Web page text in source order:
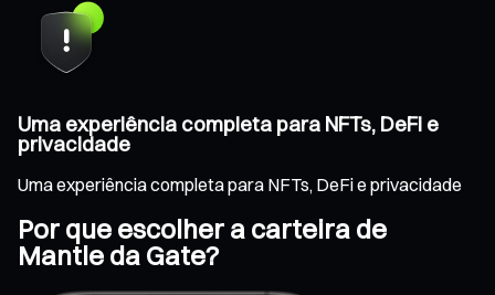
Uma experiência completa para NFTs, DeFi e
privacidade
Uma experiência completa para NFTs, DeFi e privacidade
Por que escolher a carteira de
Mantle da Gate?